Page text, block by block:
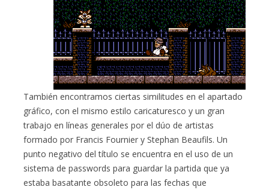
También encontramos ciertas similitudes en el apartado
gráfico, con el mismo estilo caricaturesco y un gran
trabajo en líneas generales por el dúo de artistas
formado por Francis Fournier y Stephan Beaufils. Un
punto negativo del título se encuentra en el uso de un
sistema de passwords para guardar la partida que ya
estaba basatante obsoleto para las fechas que